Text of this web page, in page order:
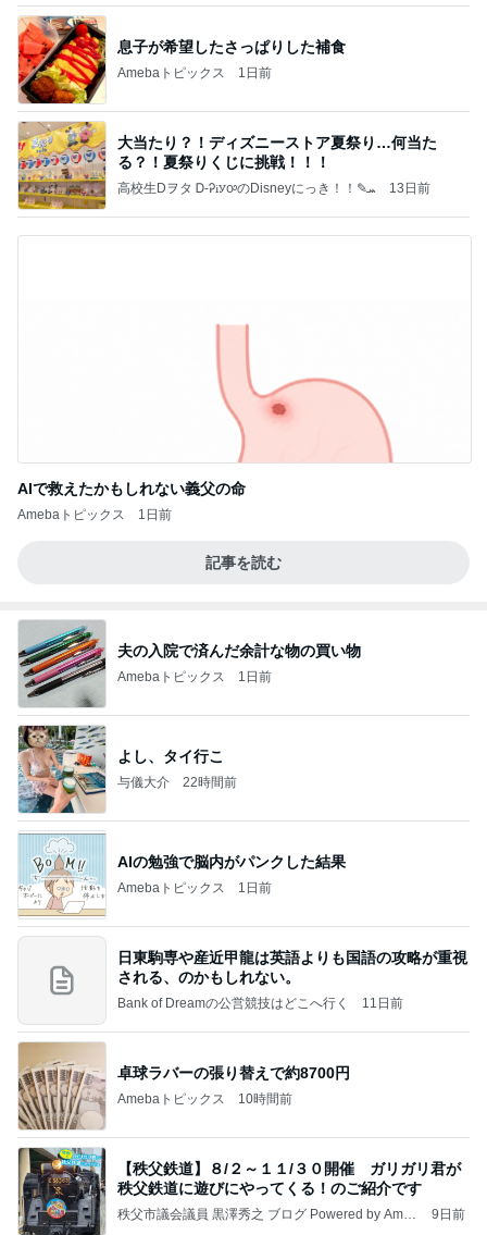
息子が希望したさっぱりした補食
Amebaトピックス 1日前
大当たり？！ディズニーストア夏祭り…何当た
る？！夏祭りくじに挑戦！！！
高校生Dヲタ Ꭰ-ᎮꭵꭹꭴのDisneyにっき！！✎ܚ 13日前
AIで救えたかもしれない義父の命
Amebaトピックス 1日前
記事を読む
夫の入院で済んだ余計な物の買い物
Amebaトピックス 1日前
よし、タイ行こ
与儀大介 22時間前
AIの勉強で脳内がパンクした結果
Amebaトピックス 1日前
日東駒専や産近甲龍は英語よりも国語の攻略が重視
される、のかもしれない。
Bank of Dreamの公営競技はどこへ行く 11日前
卓球ラバーの張り替えで約8700円
Amebaトピックス 10時間前
【秩父鉄道】８/２～１１/３０開催 ガリガリ君が
秩父鉄道に遊びにやってくる！のご紹介です
秩父市議会議員 黒澤秀之 ブログ Powered by Ameb
9日前